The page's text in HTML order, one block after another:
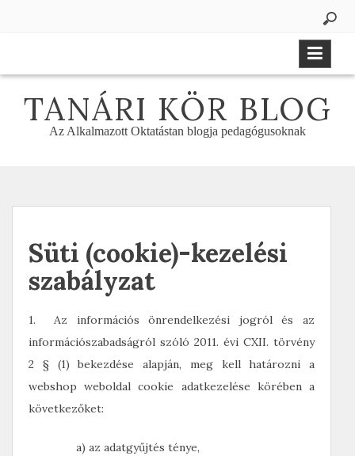
TANÁRI KÖR BLOG
Az Alkalmazott Oktatástan blogja pedagógusoknak
Süti (cookie)-kezelési
szabályzat
1. Az információs önrendelkezési jogról és az
információszabadságról szóló 2011. évi CXII. törvény
2 § (1) bekezdése alapján, meg kell határozni a
webshop weboldal cookie adatkezelése körében a
következőket:
a) az adatgyűjtés ténye,